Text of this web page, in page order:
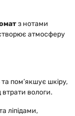
з нотами
атмосферу
пом’якшує шкіру,
втрати вологи.
ліпідами,